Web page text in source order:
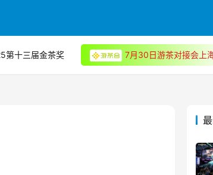
第十三届金茶奖 7月30日游茶对接会上